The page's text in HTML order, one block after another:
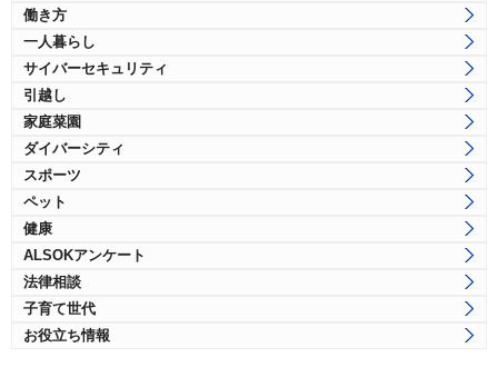
働き方
一人暮らし
サイバーセキュリティ
引越し
家庭菜園
ダイバーシティ
スポーツ
ペット
健康
ALSOKアンケート
法律相談
子育て世代
お役立ち情報